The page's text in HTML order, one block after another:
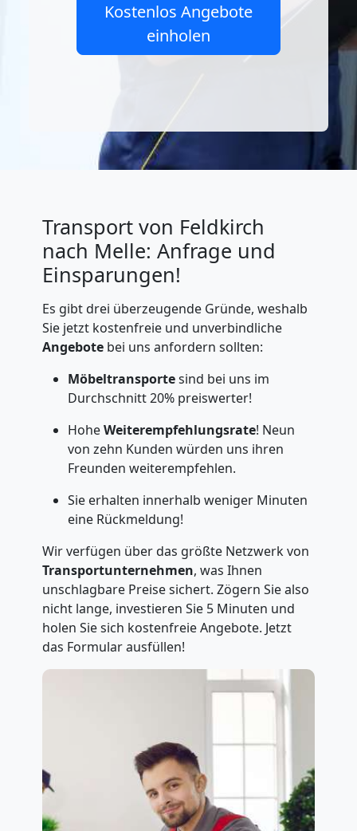
Kostenlos Angebote
einholen
Transport von Feldkirch
nach Melle: Anfrage und
Einsparungen!
Es gibt drei überzeugende Gründe, weshalb
Sie jetzt kostenfreie und unverbindliche
Angebotebei uns anfordern sollten:
Möbeltransportesind bei uns im
Durchschnitt 20% preiswerter!
HoheWeiterempfehlungsrate! Neun
von zehn Kunden würden uns ihren
Freunden weiterempfehlen.
Sie erhalten innerhalb weniger Minuten
eine Rückmeldung!
Wir verfügen über das größte Netzwerk von
Transportunternehmen, was Ihnen
unschlagbare Preise sichert. Zögern Sie also
nicht lange, investieren Sie 5 Minuten und
holen Sie sich kostenfreie Angebote. Jetzt
das Formular ausfüllen!